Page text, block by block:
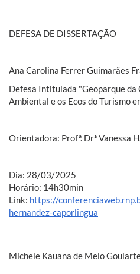
DEFESA DE DISSERTAÇÃO
Ana Carolina Ferrer Guimarães
Defesa Intitulada "Geoparque da
Ambiental e os Ecos do Turismo
Orientadora: Profª. Drª Vanessa
Dia: 28/03/2025
Horário: 14h30min
Link: https://
hernandez-caporlingua
Michele Kauana de Melo